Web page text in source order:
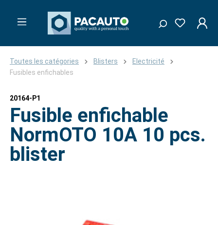
Toutes les catégories Blisters
Electricité
Fusibles enfichables
20164-P1
Fusible enfichable
NormOTO 10A 10 pcs.
blister